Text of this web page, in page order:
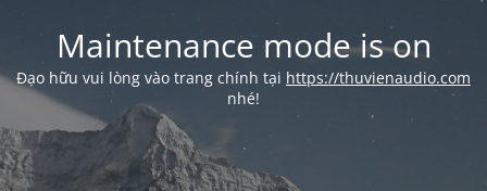
Maintenance mode is on
Đạo hữu vui lòng vào trang chính tại https://thuvienaudio.com
nhé!